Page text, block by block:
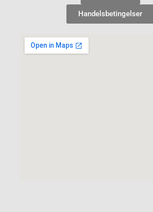
Handelsbetingelser